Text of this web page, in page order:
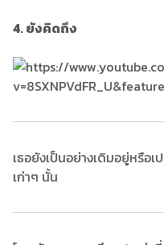
4. ยังคิดถึง
เธอยังเป็นอย่างเดิมอยู่หรือ
เก่าๆ นั้น